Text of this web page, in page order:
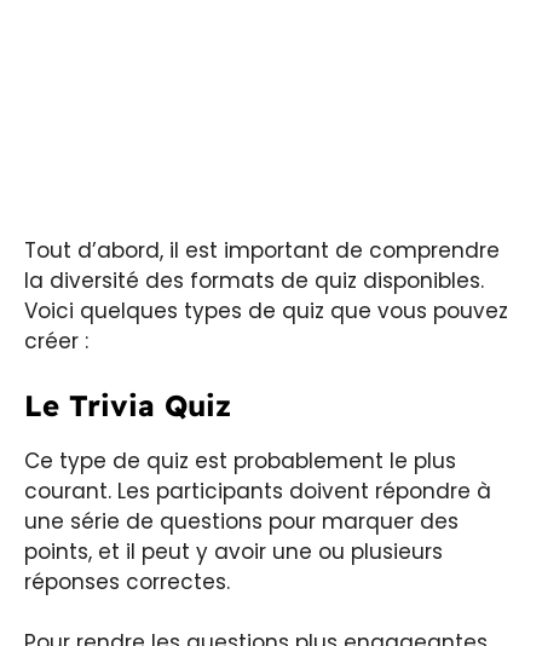
Tout d’abord, il est important de comprendre
la diversité des formats de quiz disponibles.
Voici quelques types de quiz que vous pouvez
créer :
Le Trivia Quiz
Ce type de quiz est probablement le plus
courant. Les participants doivent répondre à
une série de questions pour marquer des
points, et il peut y avoir une ou plusieurs
réponses correctes.